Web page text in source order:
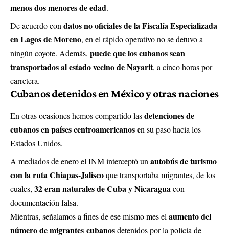
menos dos menores de edad.
De acuerdo con datos no oficiales de la Fiscalía Especializada
en Lagos de Moreno, en el rápido operativo no se detuvo a
ningún coyote. Además, puede que los cubanos sean
transportados al estado vecino de Nayarit, a cinco horas por
carretera.
Cubanos detenidos en México y otras naciones
En otras ocasiones hemos compartido lasdetenciones de
cubanos en países centroamericanos en su paso hacia los
Estados Unidos.
A mediados de enero el INM interceptó un autobús de turismo
con la ruta Chiapas-Jaliscoque transportaba migrantes, de los
cuales, 32 eran naturales de Cuba y Nicaraguacon
documentación falsa.
Mientras, señalamos a fines de ese mismo mes el aumento del
número de migrantes cubanosdetenidos por la policía de